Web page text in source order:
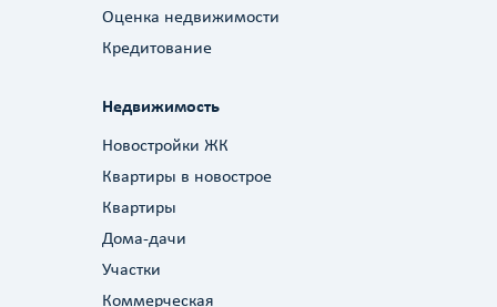
Оценка недвижимости
Кредитование
Недвижимость
Новостройки ЖК
Квартиры в новострое
Квартиры
Дома-дачи
Участки
Коммерческая